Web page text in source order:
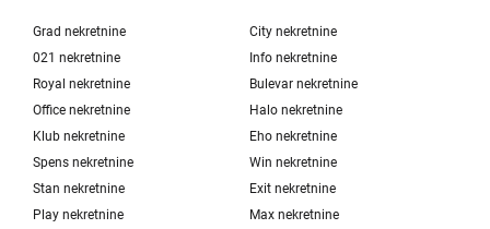
Grad nekretnine
City nekretnine
021 nekretnine
Info nekretnine
Royal nekretnine
Bulevar nekretnine
Office nekretnine
Halo nekretnine
Klub nekretnine
Eho nekretnine
Spens nekretnine
Win nekretnine
Stan nekretnine
Exit nekretnine
Play nekretnine
Max nekretnine